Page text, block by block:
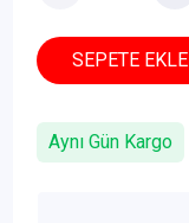
SEPETE EKLE
Aynı Gün Kargo